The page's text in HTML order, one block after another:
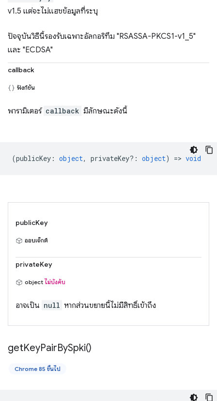
v1.5 แต่จะไม่แฮชข้อมูลที่ระบุ
ปัจจุบันวิธีนี้รองรับเฉพาะอัลกอริทึม "RSASSA-PKCS1-v1_5"
และ "ECDSA"
callback
ฟังก์ชัน
พารามิเตอร์ callback มีลักษณะดังนี้
(publicKey : object, privateKey? : object) => void
publicKey
ออบเจ็กต์
privateKey
object ไม่บังคับ
อาจเป็น null หากส่วนขยายนี้ไม่มีสิทธิ์เข้าถึง
getKeyPairBySpki()
Chrome 85 ขึ้นไป